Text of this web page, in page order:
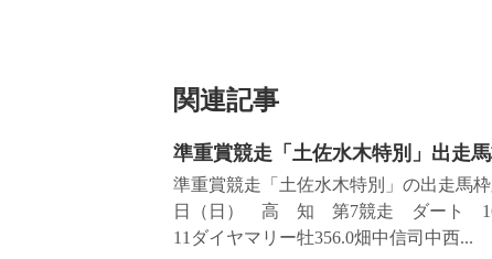
関連記事
準重賞競走「土佐水木特別」出走
準重賞競走「土佐水木特別」の出走馬
日（日） 高 知 第7競走 ダート
11ダイヤマリー牡356.0畑中信司中西...